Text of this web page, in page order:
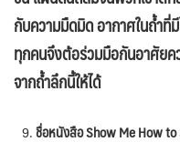
กับความมืดมิด อากาศในถ้ำที่
ทุกคนจึงต้อร่วมมือกันอาศัยค
จากถ้ำลึกนี้ให้ได้
ชื่อหนังสือ Show Me How